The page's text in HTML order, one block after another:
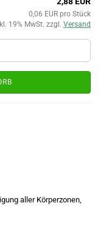
0,06 EUR pro Stück
19% MwSt. zzgl. Versand
aller Körperzonen,